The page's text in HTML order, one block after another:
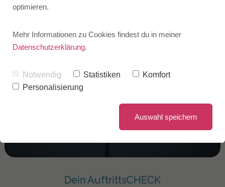
Dein AuftrittsCHECK
optimieren.
Mehr Informationen zu Cookies findest du in meiner
Datenschutzerklärung.
Notwendig Statistiken
Komfort
Personalisierung
Auswahl speichern